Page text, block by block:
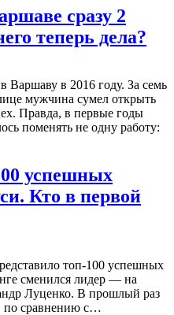
сразу 2
теперь дела?
Варшаву в 2016 году. За семь
мужчина сумел открыть
Правда, в первые годы
поменять не одну работу:
успешных
Кто в первой
топ-100 успешных
сменился лидер — на
Луценко. В прошлый раз
по сравнению с…